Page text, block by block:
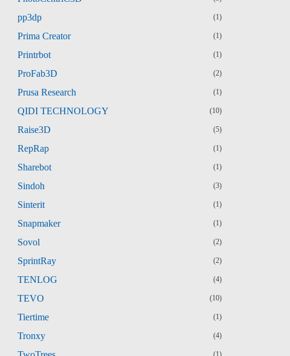
pp3dp (1)
Prima Creator (1)
Printrbot (1)
ProFab3D (2)
Prusa Research (1)
QIDI TECHNOLOGY (10)
Raise3D (5)
RepRap (1)
Sharebot (1)
Sindoh (3)
Sinterit (1)
Snapmaker (1)
Sovol (2)
SprintRay (2)
TENLOG (4)
TEVO (10)
Tiertime (1)
Tronxy (4)
(1)